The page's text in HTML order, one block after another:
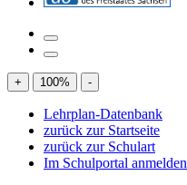
+ 100% -
Lehrplan-Datenbank
zurück zur Startseite
zurück zur Schulart
Im Schulportal anmelden